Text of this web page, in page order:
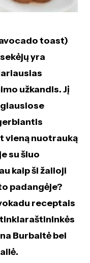
toast)
yra
užkandis. Jį
vieną nuotrauką
su šiuo
kaip ši žalioji
padangėje?
receptais
Burbaitė bei